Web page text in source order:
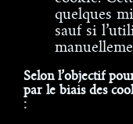
quelques
sauf si
Selon l’objectif
par le biais des
: